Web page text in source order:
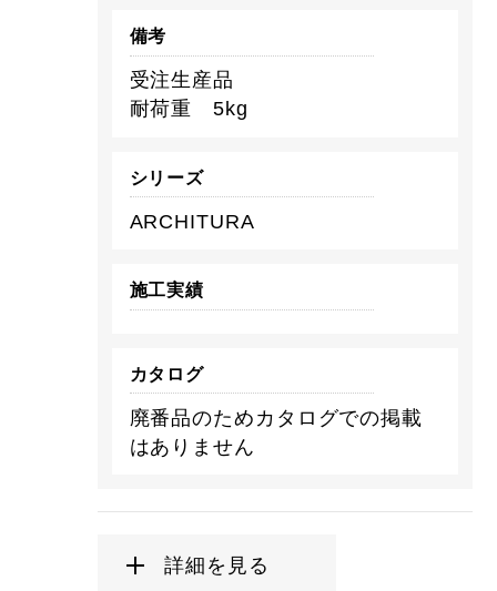
備考
受注生産品
耐荷重 5kg
シリーズ
ARCHITURA
施工実績
カタログ
廃番品のためカタログでの掲載
はありません
詳細を見る